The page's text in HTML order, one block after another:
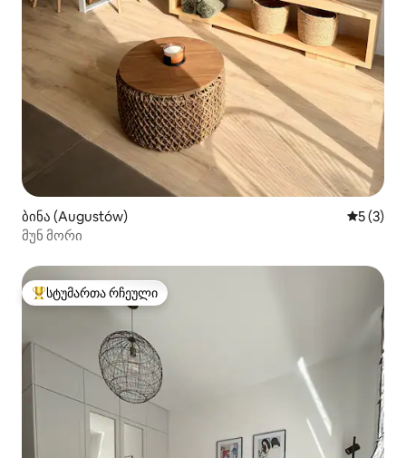
ბინა (Augustów)
5 (3)
მუნ მორი
სტუმართა რჩეული მოწინავე ვარიანტი
სტუმართა რჩეული